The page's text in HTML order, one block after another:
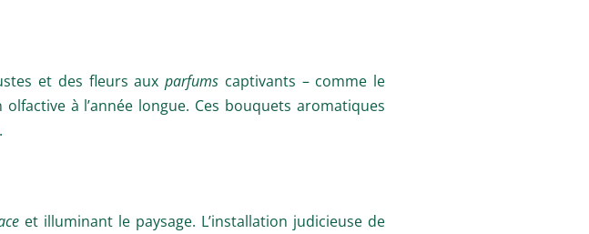
et des fleurs auxparfums captivants – comme le
à l’année longue. Ces bouquets aromatiques
et illuminant le paysage. L’installation judicieuse de